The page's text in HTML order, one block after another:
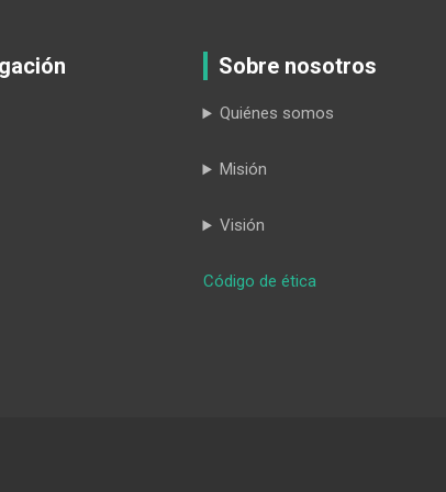
Sobre nosotros
Quiénes somos
Misión
Visión
Código de ética: